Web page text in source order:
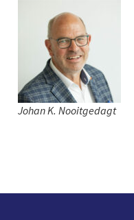
Johan K. Nooitgedagt